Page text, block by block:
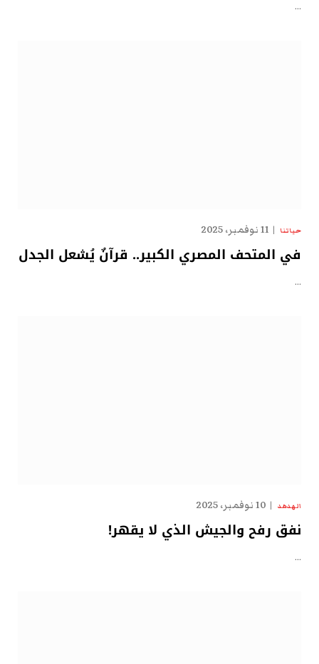
…
حياتنا 11 نوفمبر، 2025
في المتحف المصري الكبير.. قرآنٌ يُشعل الجدل
…
الهدهد 10 نوفمبر، 2025
نفق رفح والجيش الذي لا يقهر!
…